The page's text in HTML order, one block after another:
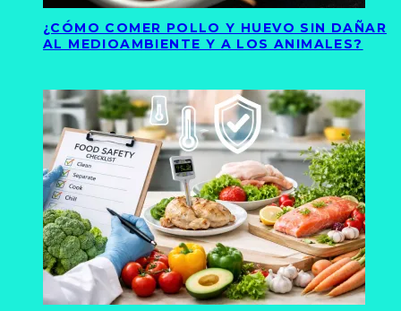
¿CÓMO COMER POLLO Y HUEVO SIN DAÑAR
AL MEDIOAMBIENTE Y A LOS ANIMALES?